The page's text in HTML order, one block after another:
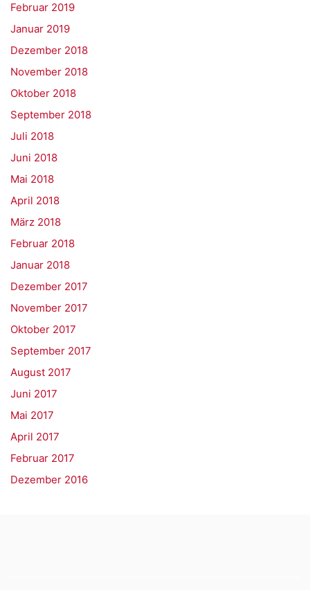
Februar 2019
Januar 2019
Dezember 2018
November 2018
Oktober 2018
September 2018
Juli 2018
Juni 2018
Mai 2018
April 2018
März 2018
Februar 2018
Januar 2018
Dezember 2017
November 2017
Oktober 2017
September 2017
August 2017
Juni 2017
Mai 2017
April 2017
Februar 2017
Dezember 2016